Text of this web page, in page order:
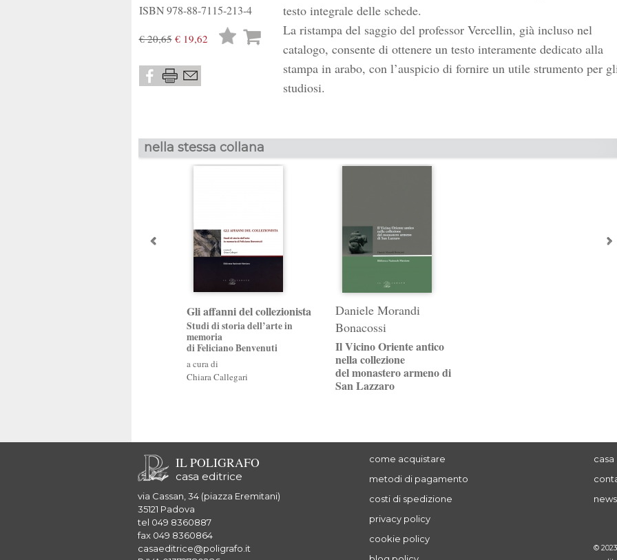
ISBN978-88-7115-213-4
€ 20,65€ 19,62
Lista
testo integrale delle schede.
La ristampa del saggio del professor Vercellin, già incluso nel
catalogo, consente di ottenere un testo interamente dedicato alla
stampa in arabo, con l’auspicio di fornire un utile strumento per
studiosi.
nella stessa collana
Gli affanni del collezionista
Studi di storia dell’arte in
memoria
di Feliciano Benvenuti
a cura di
Chiara Callegari
Daniele Morandi
Bonacossi
Il Vicino Oriente antico
nella collezione
del monastero armeno di
San Lazzaro
IL POLIGRAFO
casa editrice
via Cassan, 34 (piazza Eremitani)
35121 Padova
tel 049 8360887
fax 049 8360864
casaeditrice@poligrafo.it
come acquistare
metodi di pagamento
costi di spedizione
privacy policy
cookie policy
©